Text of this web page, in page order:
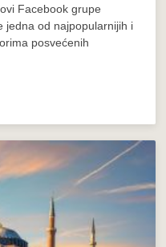
Facebook grupe
jedna od najpopularnijih i
posvećenih